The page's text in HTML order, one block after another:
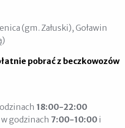
(gm. Załuski), Goławin
pobrać z beczkowozów
18:00-22:00
godzinach 7:00-10:00 i